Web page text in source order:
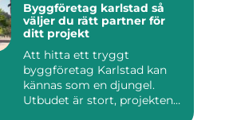
Byggföretag karlstad så
väljer du rätt partner för
ditt projekt
Att hitta ett tryggt
byggföretag Karlstad kan
kännas som en djungel.
Utbudet är stort, projekten